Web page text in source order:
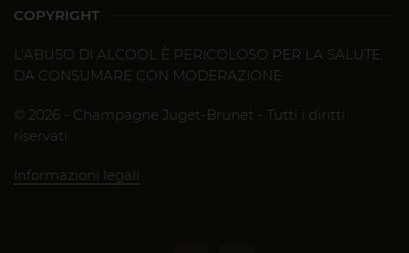
COPYRIGHT
L’ABUSO DI ALCOOL È PERICOLOSO PER LA SALUTE,
DA CONSUMARE CON MODERAZIONE.
© 2026 - Champagne Juget-Brunet - Tutti i diritti
riservati.
Informazioni legali